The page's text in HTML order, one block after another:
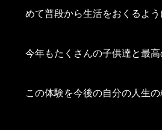
めて普段から生活をおくるよう
今年もたくさんの子供達と最
この体験を今後の自分の人生